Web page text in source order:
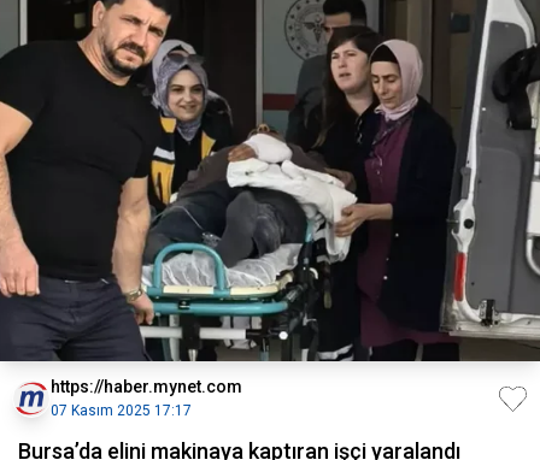
https://haber.mynet.com
07 Kasım 2025 17:17
Bursa’da elini makinaya kaptıran işçi yaralandı